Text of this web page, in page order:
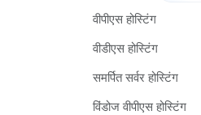
वीपीएस होस्टिंग
वीडीएस होस्टिंग
समर्पित सर्वर होस्टिंग
विंडोज वीपीएस होस्टिंग